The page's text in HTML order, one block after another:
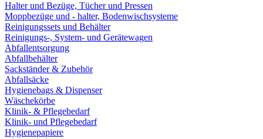
Halter und Bezüge, Tücher und Pressen
Moppbezüge und - halter, Bodenwischsysteme
Reinigungssets und Behälter
Reinigungs-, System- und Gerätewagen
Abfallentsorgung
Abfallbehälter
Sackständer & Zubehör
Abfallsäcke
Hygienebags & Dispenser
Wäschekörbe
Klinik- & Pflegebedarf
Klinik- und Pflegebedarf
Hygienepapiere